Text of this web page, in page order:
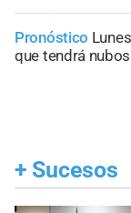
Pronóstico
que tendrá
+ Sucesos